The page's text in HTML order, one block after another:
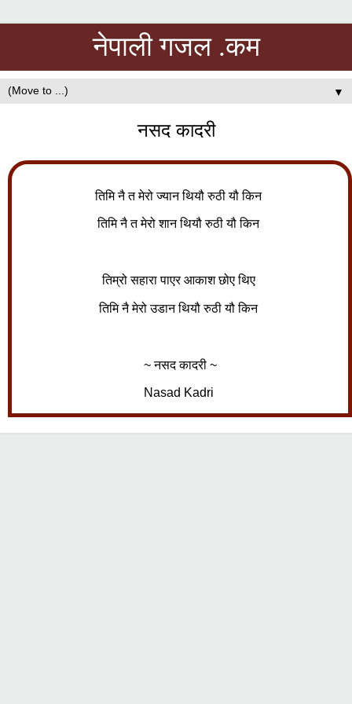
नेपाली गजल .कम
▼
नसद कादरी
तिमि नै त मेरो ज्यान थियौ रुठी यौ किन
तिमि नै त मेरो शान थियौ रुठी यौ किन
तिम्रो सहारा पाएर आकाश छोए थिए
तिमि नै मेरो उडान थियौ रुठी यौ किन
~ नसद कादरी ~
Nasad Kadri